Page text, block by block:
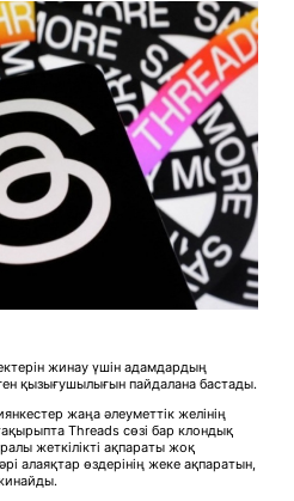
жинау үшін адамдардың
қызығушылығын пайдалана бастады.
жаңа әлеуметтік желінің
Threads сөзі бар клондық
жеткілікті ақпараты жоқ
алаяқтар өздерінің жеке ақпаратын,